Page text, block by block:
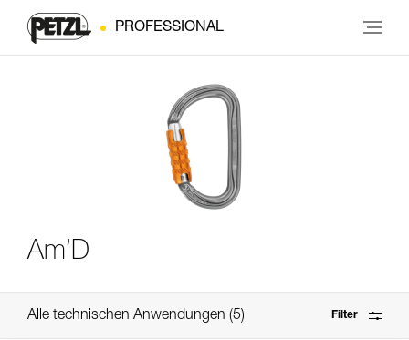
PROFESSIONAL
Am’D
Alle technischen Anwendungen 5 Filter